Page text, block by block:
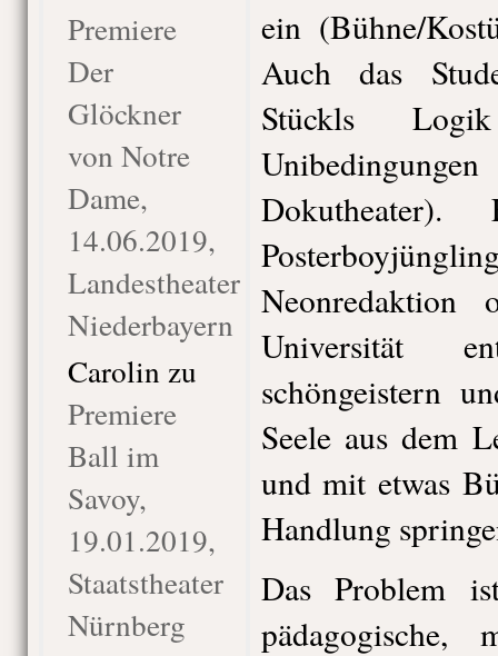
Premiere
Der
Glöckner
von Notre
Dame,
14.06.2019,
Landestheater
Niederbayern
Carolin zu
Premiere
Ball im
Savoy,
19.01.2019,
Staatstheater
Nürnberg
ein (Bühne/
Auch das
Stückls
Dokutheater).
Neonredaktion
Universität
schöngeistern
Seele aus dem
und mit etwas
Handlung
Das Problem
pädagogische,